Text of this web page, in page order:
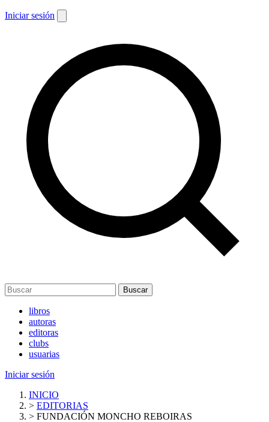
Iniciar sesión
Buscar
libros
autoras
editoras
clubs
usuarias
Iniciar sesión
INICIO
> EDITORIAS
> FUNDACIÓN MONCHO REBOIRAS